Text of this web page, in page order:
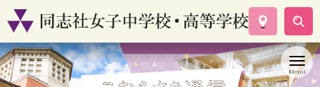
学校案内
コース紹介
学校生活